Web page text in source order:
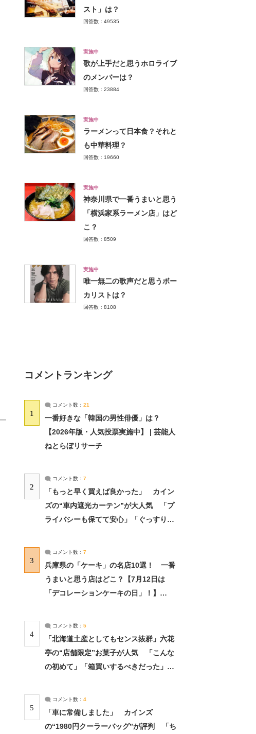
スト」は？
回答数：49535
実施中
歌が上手だと思うホロライブ
のメンバーは？
回答数：23884
実施中
ラーメンって日本食？それと
も中華料理？
回答数：19660
実施中
神奈川県で一番うまいと思う
「横浜家系ラーメン店」はど
こ？
回答数：8509
実施中
唯一無二の歌声だと思うボー
カリストは？
回答数：8108
コメントランキング
1
コメント数： 21
一番好きな「韓国の男性俳優」は？
【2026年版・人気投票実施中】 | 芸能人
ねとらぼリサーチ
2
コメント数： 7
「もっと早く買えば良かった」 カイン
ズの“車内遮光カーテン”が大人気 「プ
ライバシーも保てて安心」「ぐっすり眠
3
コメント数： 7
兵庫県の「ケーキ」の名店10選！ 一番
うまいと思う店はどこ？【7月12日は
「デコレーションケーキの日」！】
4
コメント数： 5
「北海道土産としてもセンス抜群」六花
亭の“店舗限定”お菓子が人気 「こんな
の初めて」「箱買いするべきだった」
5
コメント数： 4
「車に常備しました」 カインズ
の“1980円クーラーバッグ”が評判 「ち